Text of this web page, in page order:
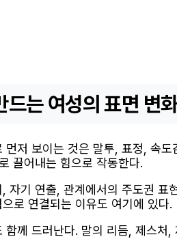
드는 여성의 표면 변
먼저 보이는 것은 말투, 표정, 속
끌어내는 힘으로 작동한다.
자기 연출, 관계에서의 주도권
로 연결되는 이유도 여기에 있다.
함께 드러난다. 말의 리듬, 제스